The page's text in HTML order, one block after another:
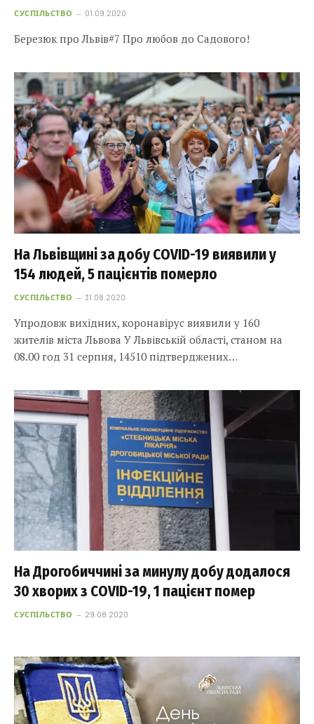
СУСПІЛЬСТВО 01.09.2020
Березюк про Львів#7 Про любов до Садового!
На Львівщині за добу COVID-19 виявили у
154 людей, 5 пацієнтів померло
СУСПІЛЬСТВО 31.08.2020
Упродовж вихідних, коронавірус виявили у 160
жителів міста Львова У Львівській області, станом на
08.00 год 31 серпня, 14510 підтверджених…
На Дрогобиччині за минулу добу додалося
30 хворих з COVID-19, 1 пацієнт помер
СУСПІЛЬСТВО 29.08.2020